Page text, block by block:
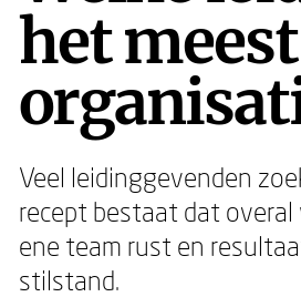
het
Veel leidinggevenden
recept bestaat dat
ene team rust en
stilstand.